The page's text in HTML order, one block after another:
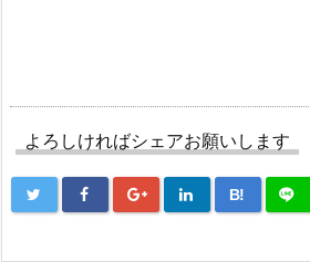
よろしければシェアお願いします
B!